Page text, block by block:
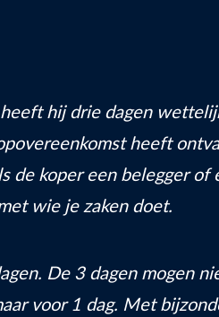
hij drie dagen
heeft
de koper een belegger
wie je zaken doet.
De 3 dagen mogen
voor 1 dag. Met